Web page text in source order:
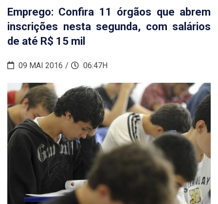
Emprego: Confira 11 órgãos que abrem
inscrições nesta segunda, com salários
de até R$ 15 mil
09 MAI 2016 06:47H